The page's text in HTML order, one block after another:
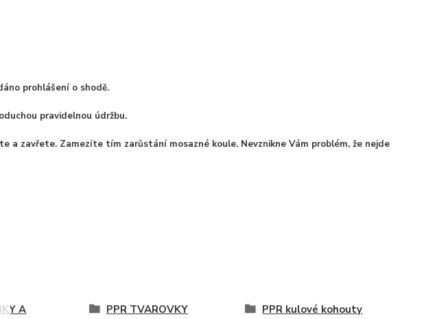
prohlášení o shodě.
pravidelnou údržbu.
a zavřete. Zamezíte tím zarůstání mosazné koule. Nevznikne Vám problém, že nejde
A
PPR TVAROVKY
PPR kulové kohouty